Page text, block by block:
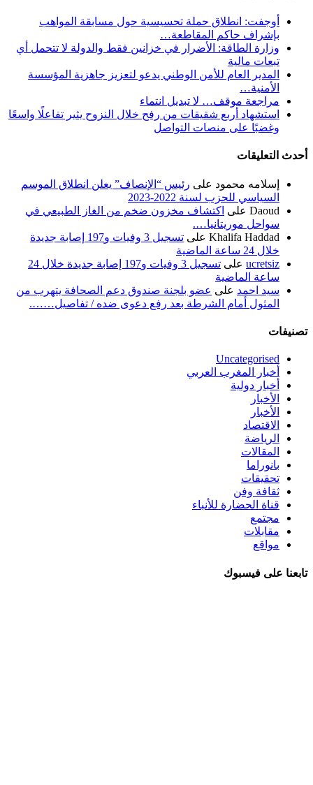
أوجفت: انطلاق حملة تحسيسية حول مسابقة المواهب
بإشراف حاكم المقاطعة…
وزارة الطاقة: الأضرار في خزانين فقط والدولة لا تتحمل أي
تبعات مالية
المدير العام للأمن الوطني يدعو لتعزيز جاهزية المؤسسة
الأمنية…
مراجعة موقف… لا تبديل انتماء
استشهاد أربع شقيقات من رفح خلال النزوح يثير تفاعلًا واسعًا
وغضبًا على منصات التواصل
أحدث التعليقات
إسلامه محمود على رئيس “الإنصاف” يعلن انطلاق الموسم
السياسي للحزب لسنة 2022-2023
Daoud على اكتشاف مخزون ضخم من الغاز الطبيعي في
سواحل موريتانيا….
Khalifa Haddad على
تسجيل 3 وفيات و197 إصابة جديدة
خلال 24 ساعة الماضية
ucretsiz على
تسجيل 3 وفيات و197 إصابة جديدة خلال 24
ساعة الماضية
سيد احمد على عضو بلجنة صندوق دعم الصحافة يتهرب من
المثول أمام الشرطة بعد رفع دعوى ضده / تفاصيل…….
تصنيفات
Uncategorised
أخبار المغرب العربي
أخبار دولية
الأخبار
الأخبار
الاقتصاد
الرياضة
المقالات
بانوراما
تحقيقات
ثقافة وفن
قناة الحضارة للأنباء
مجتمع
مقابلات
مواقع
تابعنا على فيسبوك